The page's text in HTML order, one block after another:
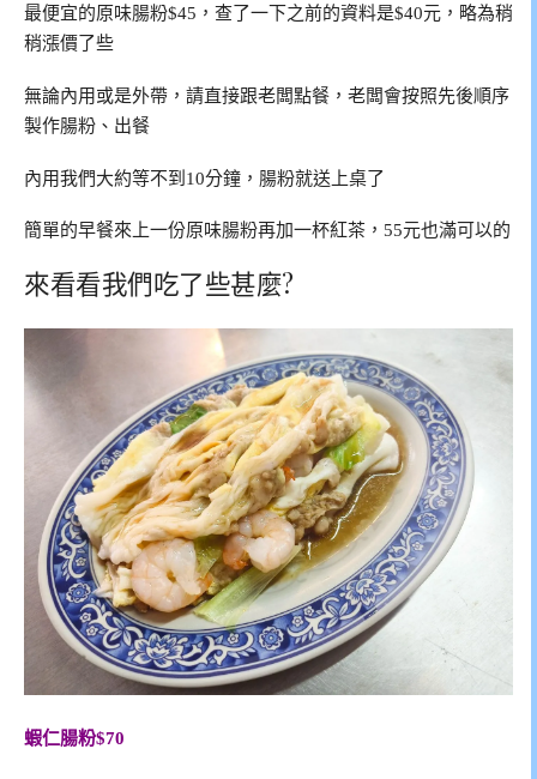
最便宜的原味腸粉$45，查了一下之前的資料是$40元，略為稍
稍漲價了些
無論內用或是外帶，請直接跟老闆點餐，老闆會按照先後順序
製作腸粉、出餐
內用我們大約等不到10分鐘，腸粉就送上桌了
簡單的早餐來上一份原味腸粉再加一杯紅茶，55元也滿可以的
來看看我們吃了些甚麼?
蝦仁腸粉$70